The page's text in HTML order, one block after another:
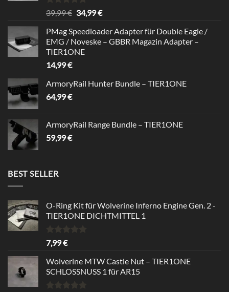
Rated5.00
out of 5
39,99€ Original
was:
39,99 €.
34,99€Current
is:
34,99 €.
PMag Speedloader Adapter für Double Eagle /
EMG / Noveske – GBBR Magazin Adapter –
TIER1ONE
14,99€
ArmoryRail Hunter Bundle – TIER1ONE
64,99€
ArmoryRail Range Bundle – TIER1ONE
59,99€
BEST SELLER
O-Ring Kit für Wolverine Inferno Engine Gen. 2 -
TIER1ONE DICHTMITTEL 1
Rated
out of 5
7,99€
Wolverine MTW Castle Nut – TIER1ONE
SCHLOSSNUSS 1 für AR15